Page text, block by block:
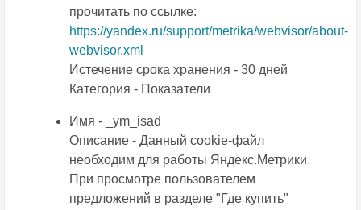
прочитать по ссылке:
https://yandex.ru/support/metrika/webvisor/about-
webvisor.xml
Истечение срока хранения - 30 дней
Категория - Показатели
Имя - _ym_isad
Описание - Данный cookie-файл
необходим для работы Яндекс.Метрики.
При просмотре пользователем
предложений в разделе "Где купить"